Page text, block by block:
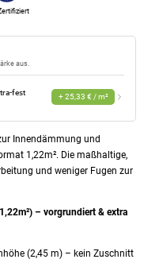
Innendämmung und
1,22m². Die maßhaltige,
und weniger Fugen zur
– vorgrundiert & extra
(2,45 m) – kein Zuschnitt
aus.
fest + 25,33 € / m²